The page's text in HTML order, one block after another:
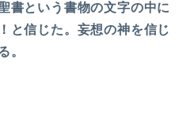
書という書物の文字の中に
と信じた。妄想の神を信じ
。